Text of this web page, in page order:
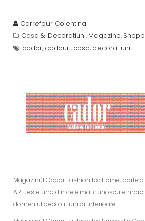
Carrefour Colentina
Casa & Decoratiuni, Magazine,
cador, cadouri, casa, decoratiuni
Magazinul Cador Fashion for Home, parte a
ART, este una din cele mai cunoscute
domeniul decoratiunilor interioare.